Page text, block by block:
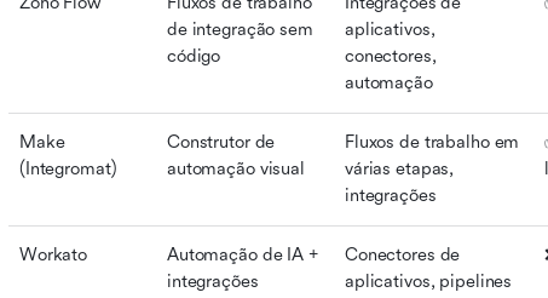
de integração sem
código
aplicativos,
conectores,
automação
Make
(Integromat)
Construtor de
automação visual
Fluxos de trabalho em
várias etapas,
integrações
Workato
Automação de IA +
integrações
Conectores de
aplicativos, pipelines